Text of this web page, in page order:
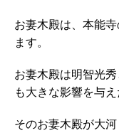
お妻木殿は、本能
ます。
お妻木殿は明智光
も大きな影響を与
そのお妻木殿が大